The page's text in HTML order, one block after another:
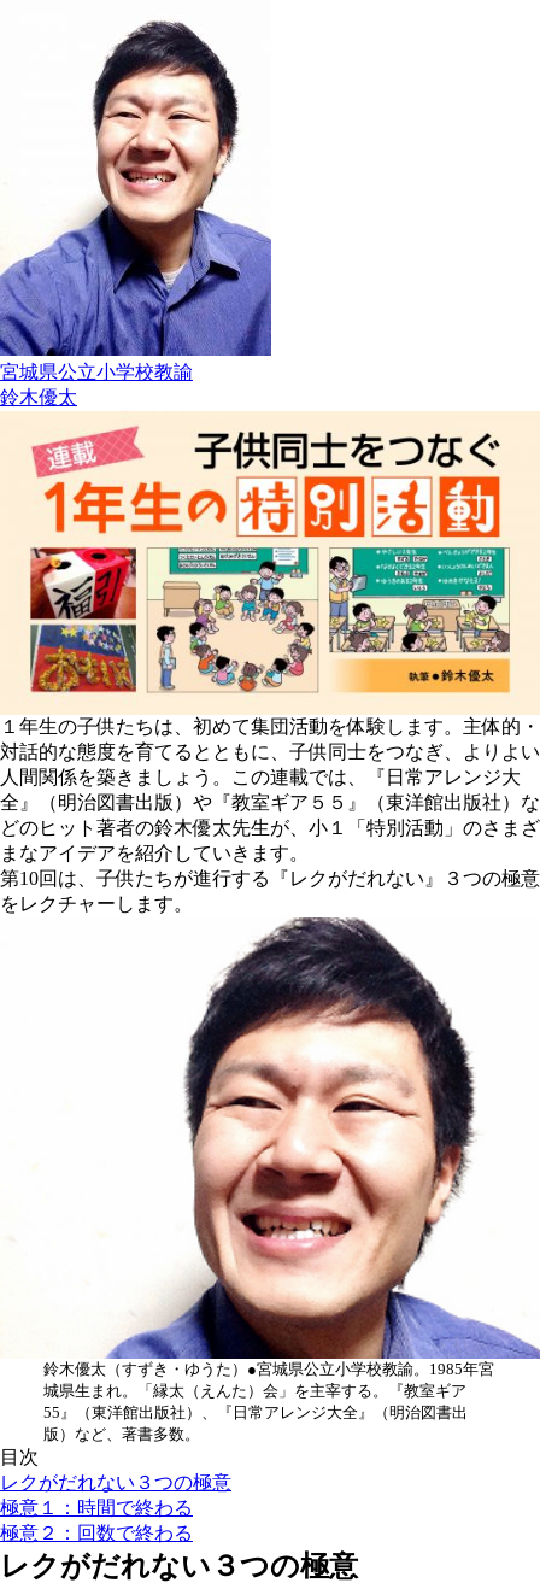
宮城県公立小学校教諭
鈴木優太
１年生の子供たちは、初めて集団活動を体験します。主体的・
対話的な態度を育てるとともに、子供同士をつなぎ、よりよい
人間関係を築きましょう。この連載では、『日常アレンジ大
全』（明治図書出版）や『教室ギア５５』（東洋館出版社）な
どのヒット著者の鈴木優太先生が、小１「特別活動」のさまざ
まなアイデアを紹介していきます。
第10回は、子供たちが進行する
『レクがだれない』３つの極意
をレクチャーします。
鈴木優太（すずき・ゆうた）●宮城県公立小学校教諭。1985年宮
城県生まれ。「縁太（えんた）会」を主宰する。『教室ギア
55』（東洋館出版社）、『日常アレンジ大全』（明治図書出
版）など、著書多数。
目次
レクがだれない３つの極意
極意１：時間で終わる
極意２：回数で終わる
レクがだれない３つの極意